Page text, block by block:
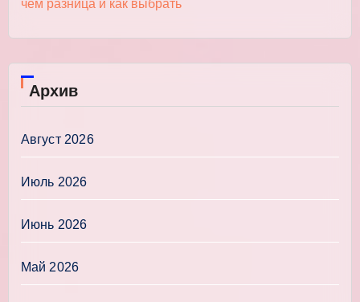
чём разница и как выбрать
Архив
Август 2026
Июль 2026
Июнь 2026
Май 2026